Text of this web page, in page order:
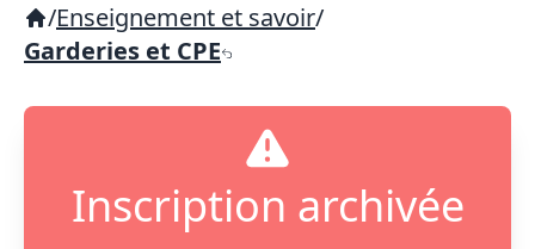
/Enseignement et savoir/
Garderies et CPE
Inscription archivée